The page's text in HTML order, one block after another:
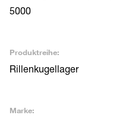
5000
Produktreihe:
Rillenkugellager
Marke: